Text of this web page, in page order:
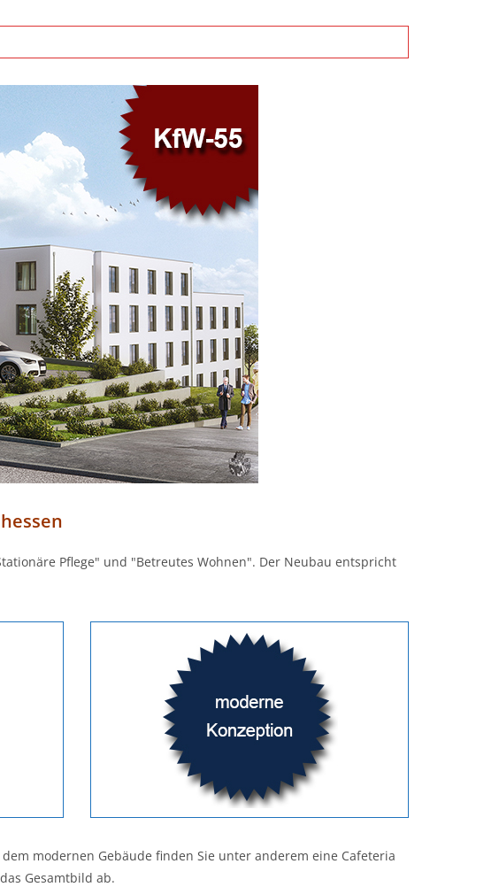
Pflege" und "Betreutes Wohnen". Der Neubau entspricht
modernen Gebäude finden Sie unter anderem eine Cafeteria
Gesamtbild ab.